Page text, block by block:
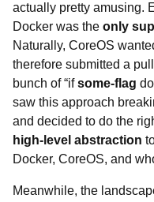
actually pretty amusing.
Docker was the only
Naturally, CoreOS
therefore submitted a
bunch of “ifsome-flag do
saw this approach
and decided to do the
high-level abstraction
Docker, CoreOS, and
Meanwhile, the